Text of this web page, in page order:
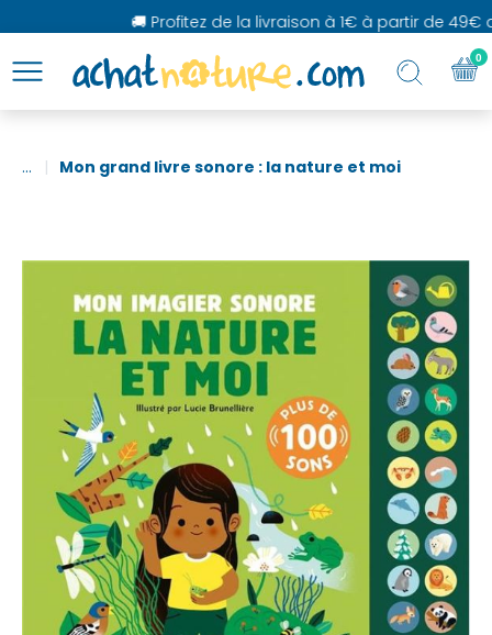
🚚 Profitez de la livraison à 1€ à partir de 49€
... Mon grand livre sonore : la nature et moi
0